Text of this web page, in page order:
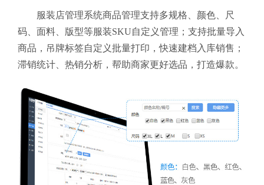
服装店管理系统商品管理支持多规格、颜色、尺
码、面料、版型等服装SKU自定义管理；支持批量导入
商品，吊牌标签自定义批量打印，快速建档入库销售；
滞销统计、热销分析，帮助商家更好选品，打造爆款。